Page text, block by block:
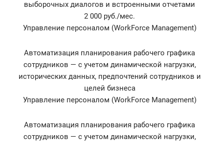
выборочных диалогов и встроенными отчетами
2 000 руб./мес.
Управление персоналом (WorkForce Management)
Автоматизация планирования рабочего графика
сотрудников — с учетом динамической нагрузки,
исторических данных, предпочтений сотрудников и
целей бизнеса
Управление персоналом (WorkForce Management)
Автоматизация планирования рабочего графика
сотрудников — с учетом динамической нагрузки,